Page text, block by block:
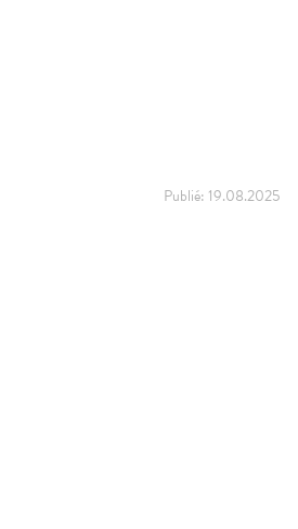
Publié: 19.08.2025